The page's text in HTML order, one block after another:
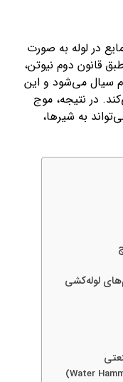
در لوله به صورت
قانون دوم نیوتن،
سیال می‌شود و این
در نتیجه، موج
به شیرها،
لوله‌کشی